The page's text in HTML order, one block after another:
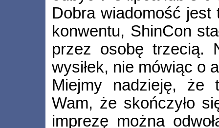
Dobra wiadomość jest
konwentu, ShinCon
przez osobę trzecią.
wysiłek, nie mówiąc o
Miejmy nadzieję, że
Wam, że skończyło
imprezę można